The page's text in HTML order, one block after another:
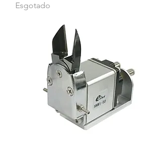
Esgotado